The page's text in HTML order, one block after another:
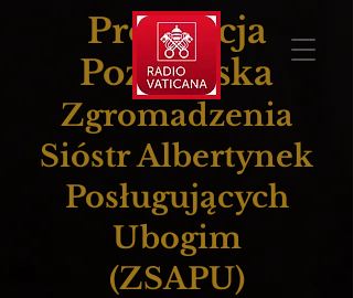
Prowincja
Poznańska
Zgromadzenia
Sióstr Albertynek
Posługujących
Ubogim
(ZSAPU)